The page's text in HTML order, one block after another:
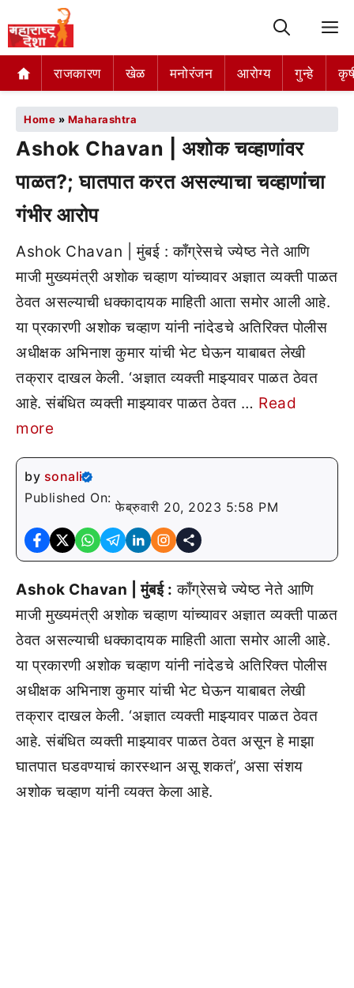
राजकारण खेळ मनोरंजन आरोग्य गुन्हे
Home » Maharashtra
Ashok Chavan | अशोक चव्हाणांवर
पाळत?; घातपात करत असल्याचा चव्हाणांचा
गंभीर आरोप
Ashok Chavan | मुंबई : काँग्रेसचे ज्येष्ठ नेते आणि
माजी मुख्यमंत्री अशोक चव्हाण यांच्यावर अज्ञात व्यक्ती पाळत
ठेवत असल्याची धक्कादायक माहिती आता समोर आली आहे.
या प्रकारणी अशोक चव्हाण यांनी नांदेडचे अतिरिक्त पोलीस
अधीक्षक अभिनाश कुमार यांची भेट घेऊन याबाबत लेखी
तक्रार दाखल केली. ‘अज्ञात व्यक्ती माझ्यावर पाळत ठेवत
आहे. संबंधित व्यक्ती माझ्यावर पाळत ठेवत … Read
more
by sonali
Published On:
फेब्रुवारी 20, 2023 5:58 PM
Ashok Chavan | मुंबई : काँग्रेसचे ज्येष्ठ नेते आणि
माजी मुख्यमंत्री अशोक चव्हाण यांच्यावर अज्ञात व्यक्ती पाळत
ठेवत असल्याची धक्कादायक माहिती आता समोर आली आहे.
या प्रकारणी अशोक चव्हाण यांनी नांदेडचे अतिरिक्त पोलीस
अधीक्षक अभिनाश कुमार यांची भेट घेऊन याबाबत लेखी
तक्रार दाखल केली. ‘अज्ञात व्यक्ती माझ्यावर पाळत ठेवत
आहे. संबंधित व्यक्ती माझ्यावर पाळत ठेवत असून हे माझा
घातपात घडवण्याचं कारस्थान असू शकतं’, असा संशय
अशोक चव्हाण यांनी व्यक्त केला आहे.